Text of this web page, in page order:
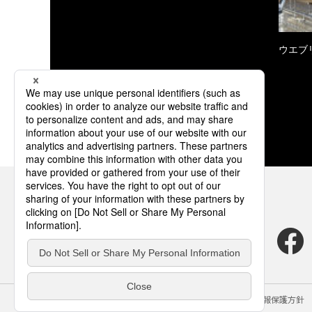
ウエ
サイトのご利用にあたって クッキーポリシー 個人情報保護方針